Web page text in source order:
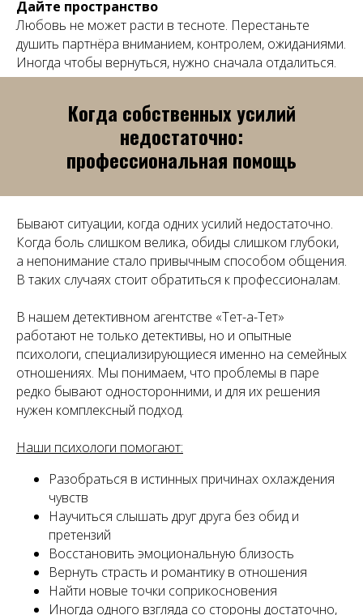
Дайте пространство
Любовь не может расти в тесноте. Перестаньте
душить партнёра вниманием, контролем, ожиданиями.
Иногда чтобы вернуться, нужно сначала отдалиться.
Когда собственных усилий
недостаточно:
профессиональная помощь
Бывают ситуации, когда одних усилий недостаточно.
Когда боль слишком велика, обиды слишком глубоки,
а непонимание стало привычным способом общения.
В таких случаях стоит обратиться к профессионалам.
В нашем детективном агентстве «Тет-а-Тет»
работают не только детективы, но и опытные
психологи, специализирующиеся именно на семейных
отношениях. Мы понимаем, что проблемы в паре
редко бывают односторонними, и для их решения
нужен комплексный подход.
Наши психологи помогают:
Разобраться в истинных причинах охлаждения
чувств
Научиться слышать друг друга без обид и
претензий
Восстановить эмоциональную близость
Вернуть страсть и романтику в отношения
Найти новые точки соприкосновения
Иногда одного взгляда со стороны достаточно,